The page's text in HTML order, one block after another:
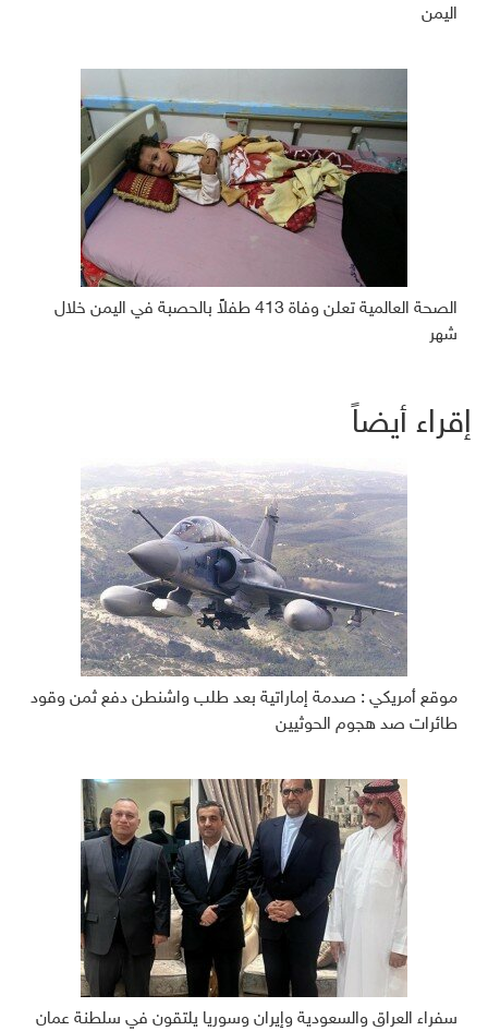
اليمن
الصحة العالمية تعلن وفاة 413 طفلاً بالحصبة في اليمن خلال
شهر
إقراء أيضاً
موقع أمريكي : صدمة إماراتية بعد طلب واشنطن دفع ثمن وقود
طائرات صد هجوم الحوثيين
سفراء العراق والسعودية وإيران وسوريا يلتقون في سلطنة عمان